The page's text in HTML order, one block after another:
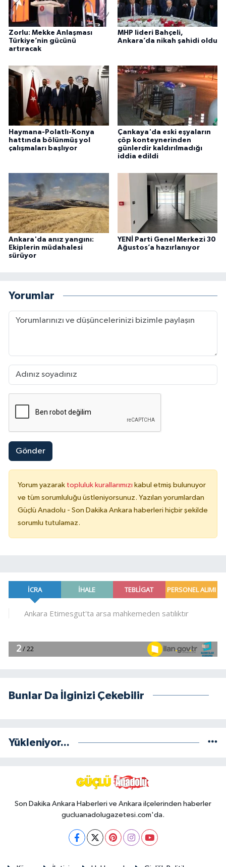
Zorlu: Mekke Anlaşması
Türkiye’nin gücünü
artıracak
MHP lideri Bahçeli,
Ankara’da nikah şahidi oldu
Haymana-Polatlı-Konya
hattında bölünmüş yol
çalışmaları başlıyor
Çankaya'da eski eşyaların
çöp konteynerinden
günlerdir kaldırılmadığı
iddia edildi
Ankara'da anız yangını:
Ekiplerin müdahalesi
sürüyor
YENİ Parti Genel Merkezi 30
Ağustos’a hazırlanıyor
Yorumlar
Gönder
Yorum yazarak topluluk kurallarımızı kabul etmiş bulunuyor
ve tüm sorumluluğu üstleniyorsunuz. Yazılan yorumlardan
Güçlü Anadolu - Son Dakika Ankara haberleri hiçbir şekilde
sorumlu tutulamaz.
Bunlar Da İlginizi Çekebilir
Yükleniyor...
Son Dakika Ankara Haberleri ve Ankara ilçelerinden haberler
gucluanadolugazetesi.com'da.